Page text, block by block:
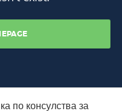
по консулства за